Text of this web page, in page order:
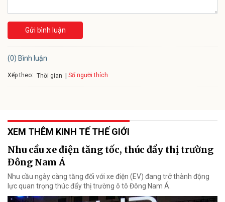
Gửi bình luận
(0) Bình luận
Xếp theo: Thời gian Số người thích
XEM THÊM KINH TẾ THẾ GIỚI
Nhu cầu xe điện tăng tốc, thúc đẩy thị trường
Đông Nam Á
Nhu cầu ngày càng tăng đối với xe điện (EV) đang trở thành động
lực quan trọng thúc đẩy thị trường ô tô Đông Nam Á.